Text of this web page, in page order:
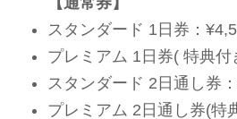
スタンダード 1日券：
プレミアム 1日券( 特典付
スタンダード 2日通し券
プレミアム 2日通し券(特